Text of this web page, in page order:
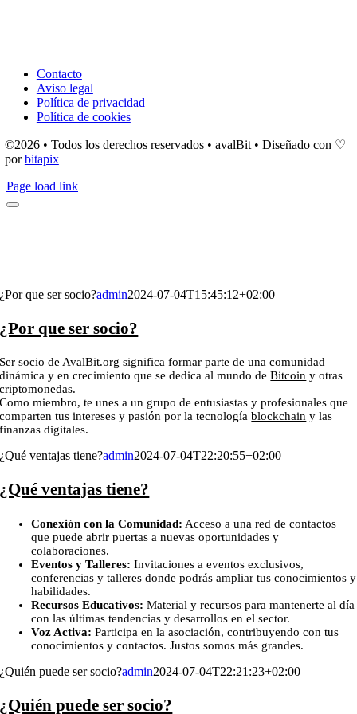
Contacto
Aviso legal
Política de privacidad
Política de cookies
©2026 • Todos los derechos reservados • avalBit • Diseñado con ♡
porbitapix
Page load link
¿Por que ser socio?admin2024-07-04T15:45:12+02:00
¿Por que ser socio?
Ser socio de AvalBit.org significa formar parte de una comunidad
dinámica y en crecimiento que se dedica al mundo deBitcoin y otras
criptomonedas.
Como miembro, te unes a un grupo de entusiastas y profesionales que
comparten tus intereses y pasión por la tecnologíablockchain y las
finanzas digitales.
¿Qué ventajas tiene?admin2024-07-04T22:20:55+02:00
¿Qué ventajas tiene?
Conexión con la Comunidad: Acceso a una red de contactos
que puede abrir puertas a nuevas oportunidades y
colaboraciones.
Eventos y Talleres: Invitaciones a eventos exclusivos,
conferencias y talleres donde podrás ampliar tus conocimientos y
habilidades.
Recursos Educativos: Material y recursos para mantenerte al día
con las últimas tendencias y desarrollos en el sector.
Voz Activa: Participa en la asociación, contribuyendo con tus
conocimientos y contactos. Justos somos más grandes.
¿Quién puede ser socio?admin2024-07-04T22:21:23+02:00
¿Quién puede ser socio?